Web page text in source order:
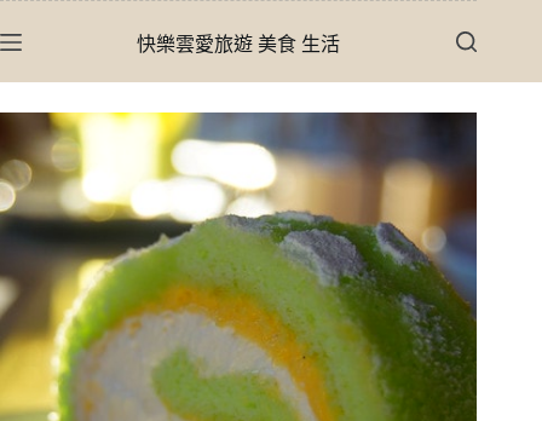
至
容
快樂雲愛旅遊 美食 生活